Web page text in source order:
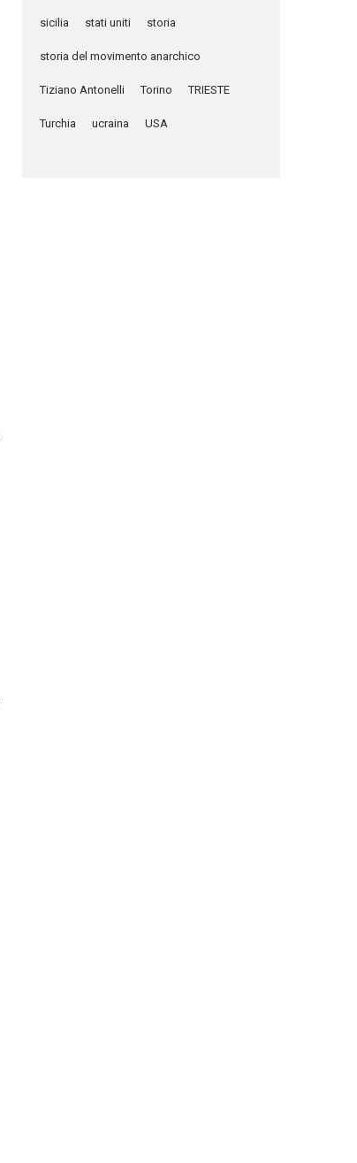
sicilia stati uniti storia
storia del movimento anarchico
Tiziano Antonelli Torino TRIESTE
Turchia ucraina USA